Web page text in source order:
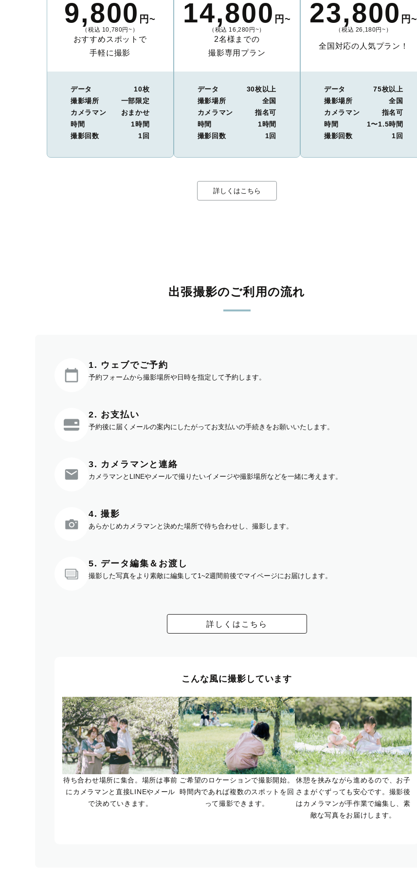
9,800 円~
（税込 10,780円~）
おすすめスポットで
手軽に撮影
データ
10枚
撮影場所
一部限定
カメラマン
おまかせ
時間
1時間
撮影回数
1回
14,800 円~
（税込 16,280円~）
2名様までの
撮影専用プラン
データ
30枚以上
撮影場所
全国
カメラマン
指名可
時間
1時間
撮影回数
1回
23,800 円~
（税込 26,180円~）
全国対応の人気プラン！
データ
75枚以上
撮影場所
全国
カメラマン
指名可
時間
1〜1.5時間
撮影回数
1回
詳しくはこちら
出張撮影のご利用の流れ
1. ウェブでご予約
予約フォームから撮影場所や日時を指定して予約します。
2. お支払い
予約後に届くメールの案内にしたがってお支払いの手続きをお願いいたします。
3. カメラマンと連絡
カメラマンとLINEやメールで撮りたいイメージや撮影場所などを一緒に考えます。
4. 撮影
あらかじめカメラマンと決めた場所で待ち合わせし、撮影します。
5. データ編集＆お渡し
撮影した写真をより素敵に編集して1~2週間前後でマイページにお届けします。
詳しくはこちら
こんな風に撮影しています
待ち合わせ場所に集合。場所は事前
にカメラマンと直接LINEやメール
で決めていきます。
ご希望のロケーションで撮影開始。
時間内であれば複数のスポットを回
って撮影できます。
休憩を挟みながら進めるので、お子
さまがぐずっても安心です。撮影後
はカメラマンが手作業で編集し、素
敵な写真をお届けします。